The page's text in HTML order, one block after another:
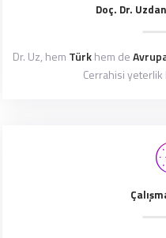
Doç. Dr.
Dr. Uz, hem Türkhem de
Cerrahisi